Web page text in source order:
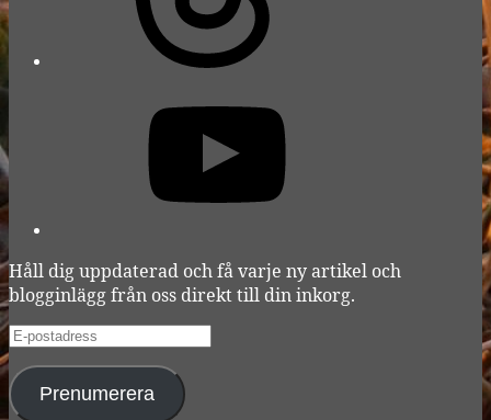
Håll dig uppdaterad och få varje ny artikel och
blogginlägg från oss direkt till din inkorg.
E-
postadress
Prenumerera